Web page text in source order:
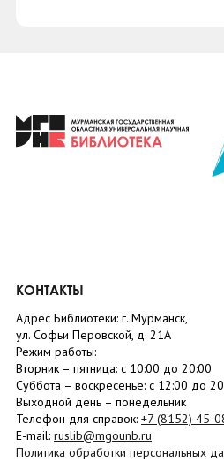
КОНТАКТЫ
Адрес Библиотеки: г. Мурманск,
ул. Софьи Перовской, д. 21А
Режим работы:
Вторник – пятница: с 10:00 до 20:00
Суббота – воскресенье: c 12:00 до
Выходной день – понедельник
Телефон для справок: +7 (8152) 45-
E-mail: ruslib@mgounb.ru
Политика обработки персональных